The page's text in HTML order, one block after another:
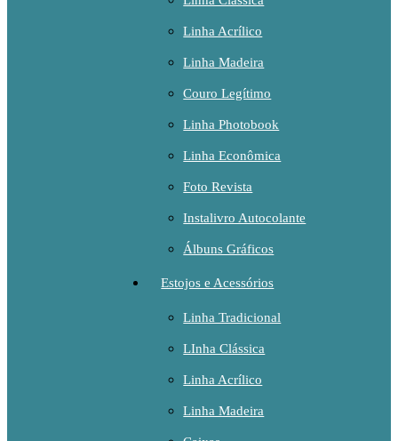
Linha Acrílico
Linha Madeira
Couro Legítimo
Linha Photobook
Linha Econômica
Foto Revista
Instalivro Autocolante
Álbuns Gráficos
Estojos e Acessórios
Linha Tradicional
LInha Clássica
Linha Acrílico
Linha Madeira